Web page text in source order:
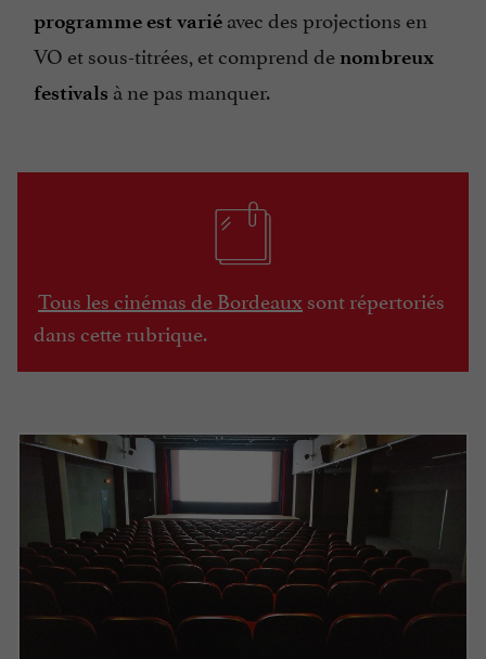
programme est varié avec des projections en
VO et sous-titrées, et comprend de nombreux
festivals à ne pas manquer.
Tous les cinémas de Bordeaux sont répertoriés
dans cette rubrique.